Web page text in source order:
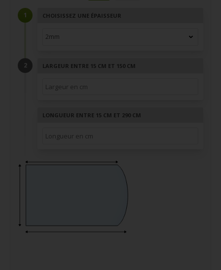
CHOISISSEZ UNE ÉPAISSEUR
LARGEUR ENTRE 15 CM ET 150 CM
LONGUEUR ENTRE 15 CM ET 290 CM